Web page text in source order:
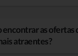
encontrar as ofertas
atraentes?